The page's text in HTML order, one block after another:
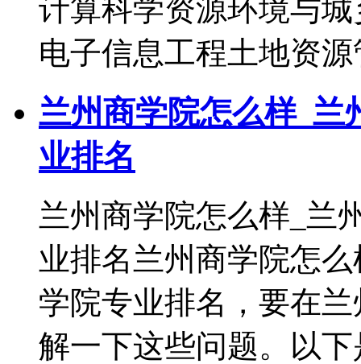
计算科学资源环境与
电子信息工程土地资
兰州商学院怎么样_兰
业排名
兰州商学院怎么样_兰
业排名兰州商学院怎
学院专业排名，要在
解一下这些问题。以